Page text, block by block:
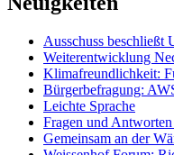
Ausschuss beschließt
Weiterentwicklung
Klimafreundlichkeit:
Bürgerbefragung:
Leichte Sprache
Fragen und
Gemeinsam an der